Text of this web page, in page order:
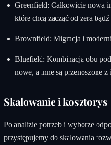
Greenfield: Całkowicie nowa
które chcą zacząć od zera
Brownfield: Migracja i
Bluefield: Kombinacja obu
nowe, a inne są przenoszone z
Skalowanie i kosztorys
Po analizie potrzeb i wyborze
przystępujemy do skalowania